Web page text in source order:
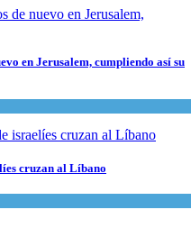
en Jerusalem, cumpliendo así su
cruzan al Líbano